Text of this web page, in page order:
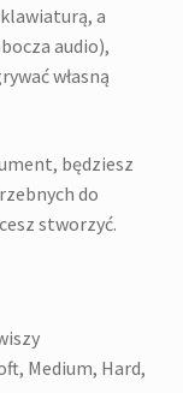
a
audio),
własną
będziesz
do
stworzyć.
Medium, Hard,